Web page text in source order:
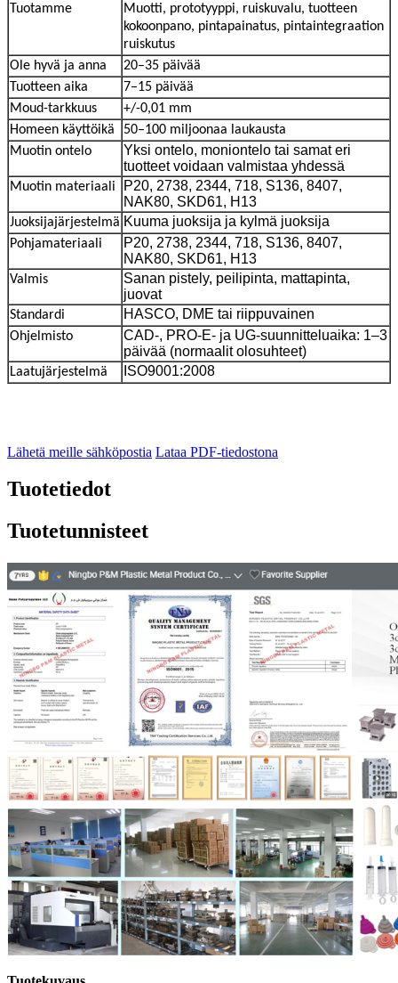
Tuotamme
Muotti, prototyyppi, ruiskuvalu, tuotteen
kokoonpano, pintapainatus, pintaintegraation
ruiskutus
Ole hyvä ja anna
20–35 päivää
Tuotteen aika
7–15 päivää
Moud-tarkkuus
+/-0,01 mm
Homeen käyttöikä
50–100 miljoonaa laukausta
Muotin ontelo
Yksi ontelo, moniontelo tai samat eri
tuotteet voidaan valmistaa yhdessä
Muotin materiaali
P20, 2738, 2344, 718, S136, 8407,
NAK80, SKD61, H13
Juoksijajärjestelmä Kuuma juoksija ja kylmä juoksija
Pohjamateriaali
P20, 2738, 2344, 718, S136, 8407,
NAK80, SKD61, H13
Valmis
Sanan pistely, peilipinta, mattapinta,
juovat
Standardi HASCO, DME tai riippuvainen
Ohjelmisto
CAD-, PRO-E- ja UG-suunnitteluaika: 1–3
päivää (normaalit olosuhteet)
Laatujärjestelmä ISO9001:2008
Lähetä meille sähköpostia Lataa PDF-tiedostona
Tuotetiedot
Tuotetunnisteet